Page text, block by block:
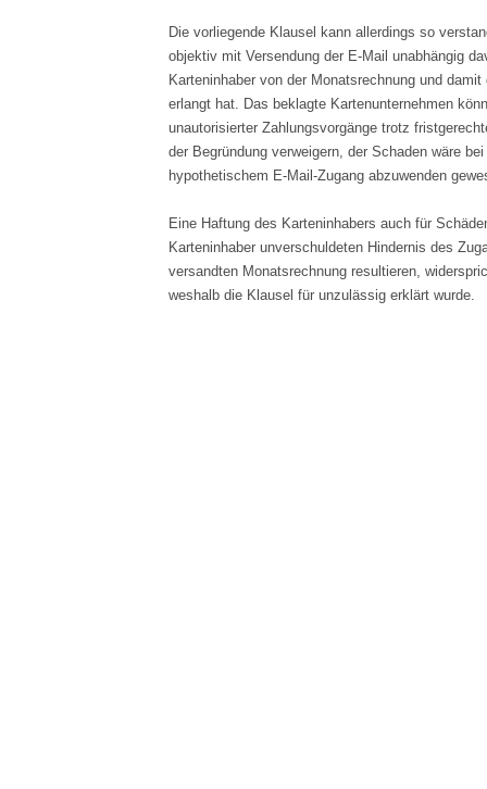
Die vorliegende Klausel kann allerdings so
objektiv mit Versendung der E-Mail unabhängig
Karteninhaber von der Monatsrechnung und
erlangt hat. Das beklagte Kartenunternehmen
unautorisierter Zahlungsvorgänge trotz
der Begründung verweigern, der Schaden wäre
hypothetischem E-Mail-Zugang abzuwenden
Eine Haftung des Karteninhabers auch für
Karteninhaber unverschuldeten Hindernis des
versandten Monatsrechnung resultieren,
weshalb die Klausel für unzulässig erklärt wurde.